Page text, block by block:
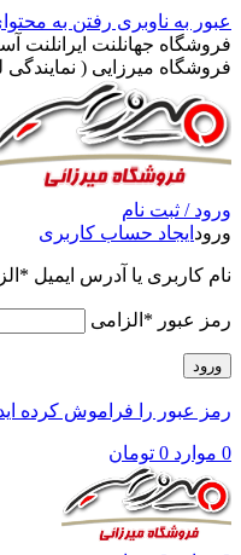
عبور به ناوبری رفتن به
فروشگاه جهانلنت ایرانلنت
فروشگاه میرزایی (
ورود / ثبت نام
ورود ایجاد حساب کاربری
نام کاربری یا آدرس ایمیل *
رمز عبور * الزامی
ورود
رمز عبور را فراموش کرده
0 موارد 0 تومان